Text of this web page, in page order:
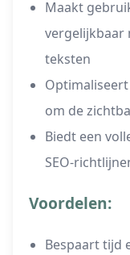
Maakt
vergelijkbaar
teksten
om de
Biedt een
SEO-
Voordelen:
Bespaart tijd